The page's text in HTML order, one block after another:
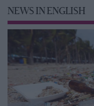
NEWS IN ENGLISH